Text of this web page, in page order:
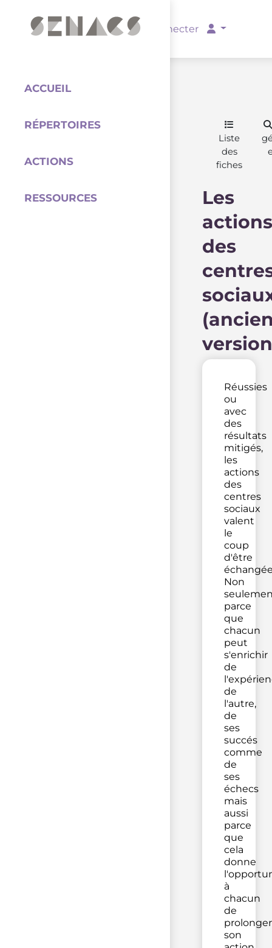
Se connecter
ACCUEIL
RÉPERTOIRES
ACTIONS
RESSOURCES
Liste
des
fiches
Les
actions
des
Réussies
ou
avec
des
résultats
mitigés,
les
actions
des
centres
sociaux
valent
le
coup
d'être
Non
parce
que
chacun
peut
s'enrichir
de
de
l'autre,
de
ses
succés
comme
de
ses
échecs
mais
aussi
parce
que
cela
donne
à
chacun
de
prolonger
son